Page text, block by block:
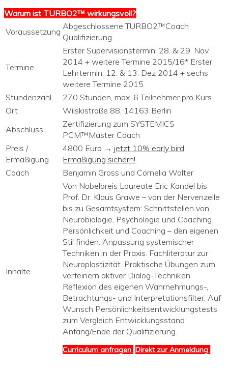
Warum ist TURBO2™ wirkungsvoll?
Voraussetzung
Abgeschlossene TURBO2™Coach
Qualifizierung
Termine
Erster Supervisionstermin: 28. & 29. Nov
2014 + weitere Termine 2015/16* Erster
Lehrtermin: 12. & 13. Dez 2014 + sechs
weitere Termine 2015
Stundenzahl
270 Stunden, max. 6 Teilnehmer pro Kurs
Ort
Wilskistraße 88, 14163 Berlin
Abschluss
Zertifizierung zum SYSTEMICS
PCM™Master Coach
Preis /
Ermäßigung
4800 Euro → jetzt 10% early bird
Ermäßigung sichern!
Coach
Benjamin Gross und Cornelia Wolter
Inhalte
Von Nobelpreis Laureate Eric Kandel bis
Prof. Dr. Klaus Grawe – von der Nervenzelle
bis zu Gesamtsystem: Schnittstellen von
Neurobiologie, Psychologie und Coaching.
Persönlichkeit und Coaching – den eigenen
Stil finden. Anpassung systemischer
Techniken in der Praxis. Fachliteratur zur
Neuroplastizität. Praktische Übungen zum
verfeinern aktiver Dialog-Techniken.
Reflexion des eigenen Wahrnehmungs-,
Betrachtungs- und Interpretationsfilter. Auf
Wunsch Persönlichkeitsentwicklungstests
zum Vergleich Entwicklungsstand
Anfang/Ende der Qualifizierung.
Curriculum anfragen Direkt zur Anmeldung